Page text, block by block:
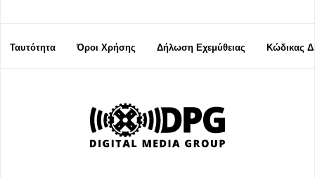
Ταυτότητα Όροι Χρήσης Δήλωση Εχεμύθειας Κώδικας